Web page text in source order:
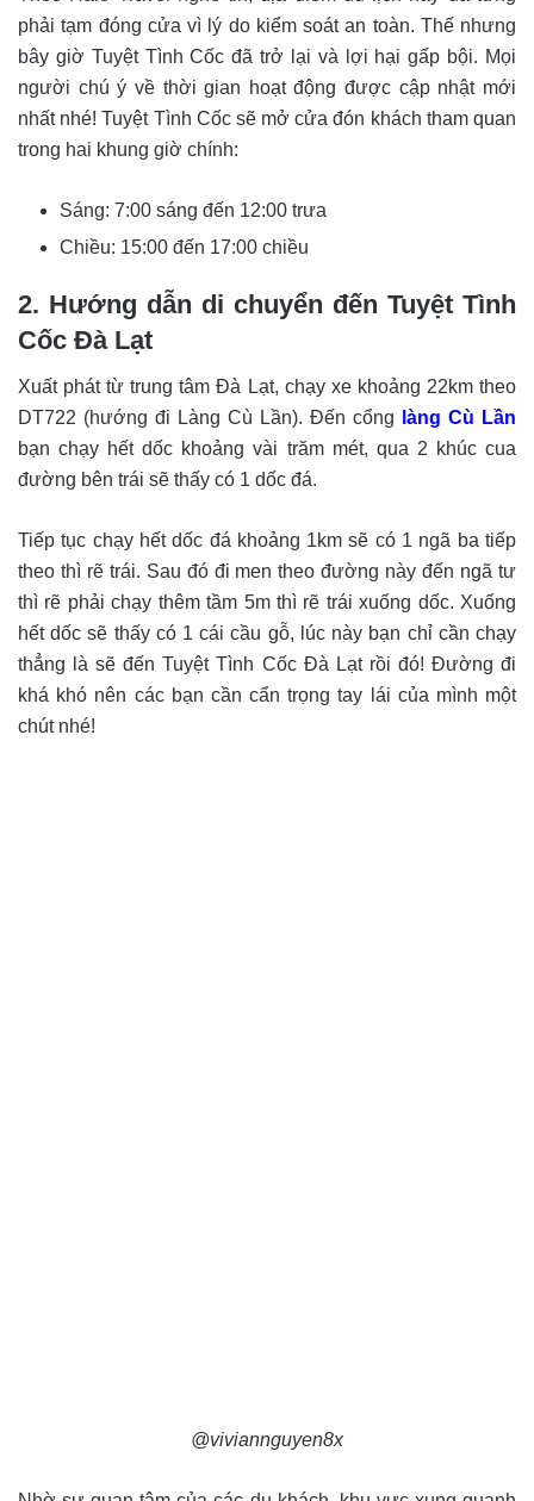
phải tạm đóng cửa vì lý do kiểm soát an toàn. Thế nhưng
bây giờ Tuyệt Tình Cốc đã trở lại và lợi hại gấp bội. Mọi
người chú ý về thời gian hoạt động được cập nhật mới
nhất nhé! Tuyệt Tình Cốc sẽ mở cửa đón khách tham quan
trong hai khung giờ chính:
Sáng: 7:00 sáng đến 12:00 trưa
Chiều: 15:00 đến 17:00 chiều
2. Hướng dẫn di chuyển đến Tuyệt Tình
Cốc Đà Lạt
Xuất phát từ trung tâm Đà Lạt, chạy xe khoảng 22km theo
DT722 (hướng đi Làng Cù Lần). Đến cổng
làng Cù Lần
bạn chạy hết dốc khoảng vài trăm mét, qua 2 khúc cua
đường bên trái sẽ thấy có 1 dốc đá.
Tiếp tục chạy hết dốc đá khoảng 1km sẽ có 1 ngã ba tiếp
theo thì rẽ trái. Sau đó đi men theo đường này đến ngã tư
thì rẽ phải chạy thêm tầm 5m thì rẽ trái xuống dốc. Xuống
hết dốc sẽ thấy có 1 cái cầu gỗ, lúc này bạn chỉ cần chạy
thẳng là sẽ đến Tuyệt Tình Cốc Đà Lạt rồi đó! Đường đi
khá khó nên các bạn cần cẩn trọng tay lái của mình một
chút nhé!
@viviannguyen8x